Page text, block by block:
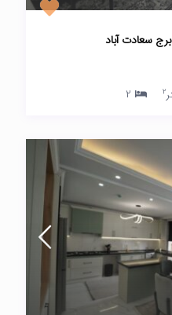
سعادت آباد
2
2